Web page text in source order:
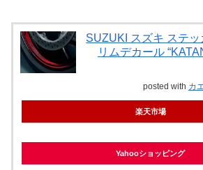
SUZUKI スズキ ステ
リムデカール
posted with カ
楽天市場
Yahooショッピング